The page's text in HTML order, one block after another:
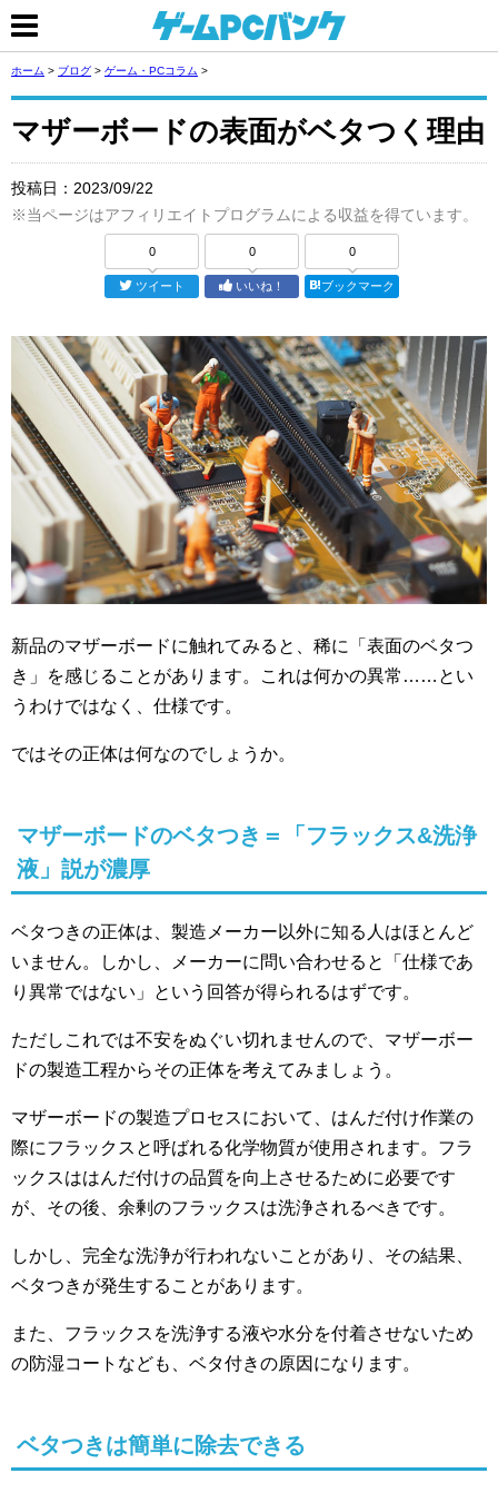
ホーム > ブログ > ゲーム・PCコラム >
マザーボードの表面がベタつく理由
投稿日： 2023/09/22
※当ページはアフィリエイトプログラムによる収益を得ています。
0
ツイート
0
いいね！
0
ブックマーク
新品のマザーボードに触れてみると、稀に「表面のベタつ
き」を感じることがあります。これは何かの異常……とい
うわけではなく、仕様です。
ではその正体は何なのでしょうか。
マザーボードのベタつき＝「フラックス&洗浄
液」説が濃厚
ベタつきの正体は、製造メーカー以外に知る人はほとんど
いません。しかし、メーカーに問い合わせると「仕様であ
り異常ではない」という回答が得られるはずです。
ただしこれでは不安をぬぐい切れませんので、マザーボー
ドの製造工程からその正体を考えてみましょう。
マザーボードの製造プロセスにおいて、はんだ付け作業の
際にフラックスと呼ばれる化学物質が使用されます。フラ
ックスははんだ付けの品質を向上させるために必要です
が、その後、余剰のフラックスは洗浄されるべきです。
しかし、完全な洗浄が行われないことがあり、その結果、
ベタつきが発生することがあります。
また、フラックスを洗浄する液や水分を付着させないため
の防湿コートなども、ベタ付きの原因になります。
ベタつきは簡単に除去できる